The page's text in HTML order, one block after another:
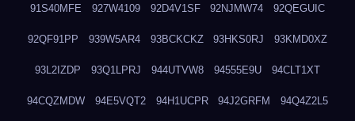
91S40MFE 927W4109 92D4V1SF 92NJMW74 92QEGUIC
92QF91PP 939W5AR4 93BCKCKZ 93HKS0RJ 93KMD0XZ
93L2IZDP 93Q1LPRJ 944UTVW8 94555E9U 94CLT1XT
94CQZMDW 94E5VQT2 94H1UCPR 94J2GRFM 94Q4Z2L5